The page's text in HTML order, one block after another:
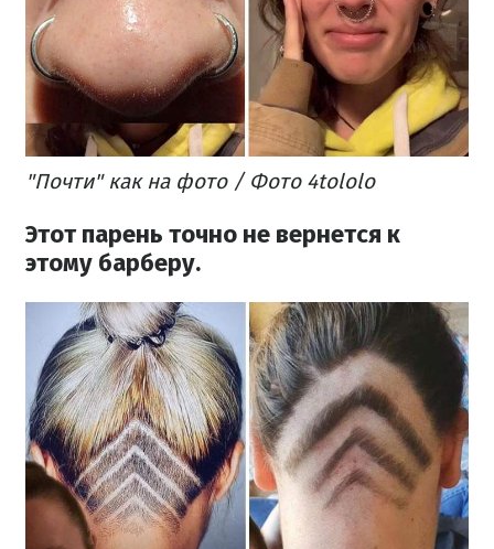
"Почти" как на фото / Фото 4tololo
Этот парень точно не вернется к
этому барберу.